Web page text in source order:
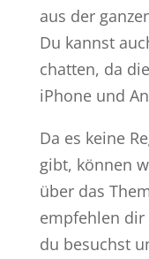
aus der
Du kannst
chatten, da
iPhone und
Da es keine
gibt, können
über das
empfehlen dir
du besuchst